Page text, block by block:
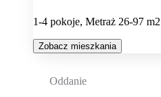
1-4 pokoje, Metraż 26-97 m2
Zobacz mieszkania
Oddanie